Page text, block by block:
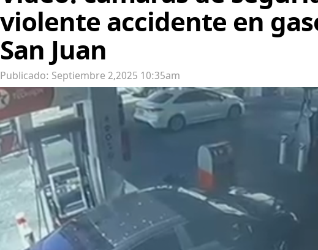
violente accidente en
San Juan
Publicado: Septiembre 2,2025 10:35am